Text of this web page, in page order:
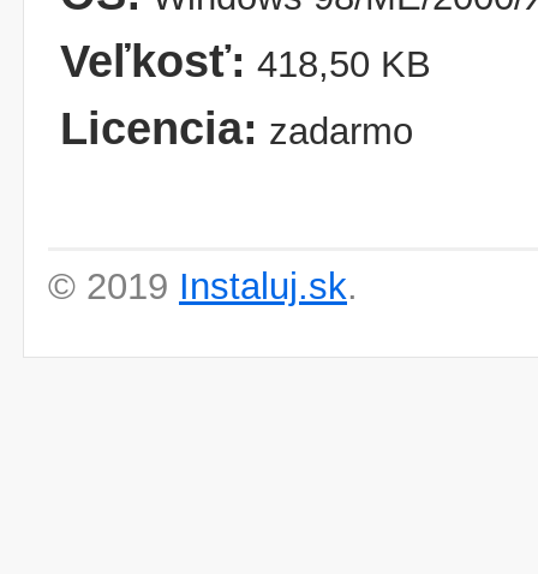
Veľkosť: 418,50 KB
Licencia: zadarmo
© 2019 Instaluj.sk.